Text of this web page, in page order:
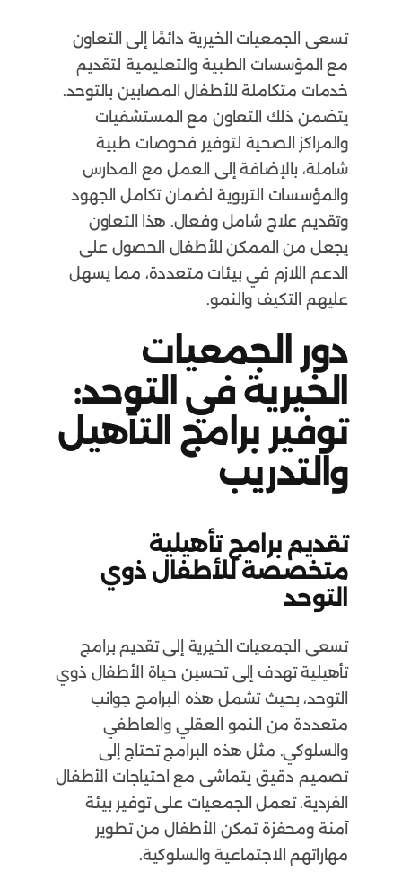
تسعى الجمعيات الخيرية دائمًا إلى التعاون
مع المؤسسات الطبية والتعليمية لتقديم
خدمات متكاملة للأطفال المصابين بالتوحد.
يتضمن ذلك التعاون مع المستشفيات
والمراكز الصحية لتوفير فحوصات طبية
شاملة، بالإضافة إلى العمل مع المدارس
والمؤسسات التربوية لضمان تكامل الجهود
وتقديم علاج شامل وفعال. هذا التعاون
يجعل من الممكن للأطفال الحصول على
الدعم اللازم في بيئات متعددة، مما يسهل
عليهم التكيف والنمو.
دور الجمعيات
الخيرية في التوحد:
توفير برامج التأهيل
والتدريب
تقديم برامج تأهيلية
متخصصة للأطفال ذوي
التوحد
تسعى الجمعيات الخيرية إلى تقديم برامج
تأهيلية تهدف إلى تحسين حياة الأطفال ذوي
التوحد، بحيث تشمل هذه البرامج جوانب
متعددة من النمو العقلي والعاطفي
والسلوكي. مثل هذه البرامج تحتاج إلى
تصميم دقيق يتماشى مع احتياجات الأطفال
الفردية. تعمل الجمعيات على توفير بيئة
آمنة ومحفزة تمكن الأطفال من تطوير
مهاراتهم الاجتماعية والسلوكية.